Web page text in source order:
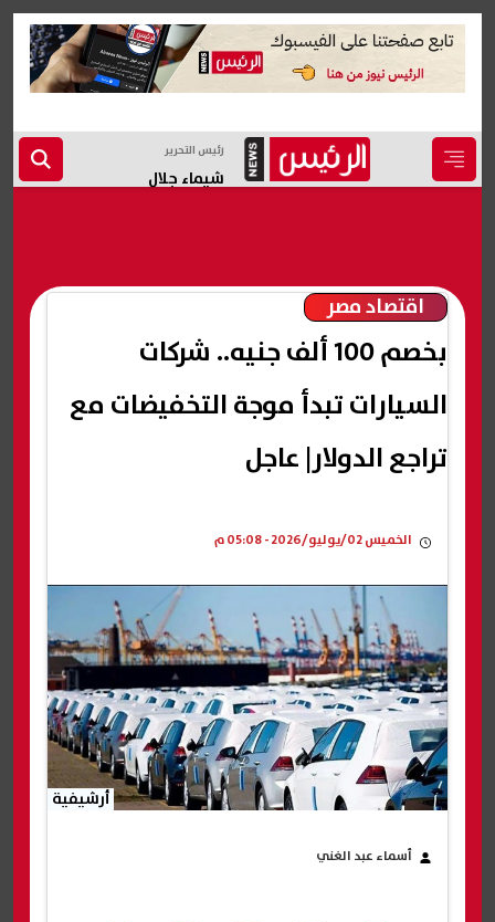
رئيس التحرير
شيماء جلال
اقتصاد مصر
بخصم 100 ألف جنيه.. شركات
السيارات تبدأ موجة التخفيضات مع
تراجع الدولار| عاجل
الخميس 02/يوليو/2026 - 05:08 م
أرشيفية
أسماء عبد الغني